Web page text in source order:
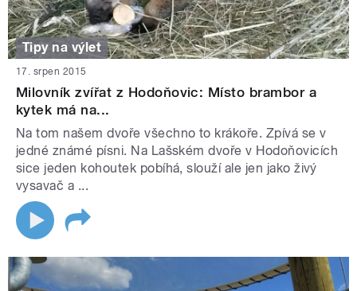
Tipy na výlet
17. srpen 2015
Milovník zvířat z Hodoňovic: Místo brambor a
kytek má na...
Na tom našem dvoře všechno to krákoře. Zpívá se v
jedné známé písni. Na Lašském dvoře v Hodoňovicích
sice jeden kohoutek pobíhá, slouží ale jen jako živý
vysavač a ...